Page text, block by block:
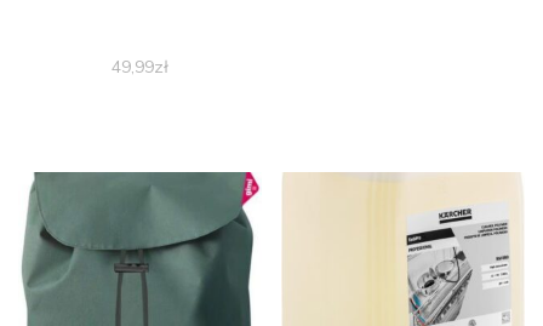
49,99zł